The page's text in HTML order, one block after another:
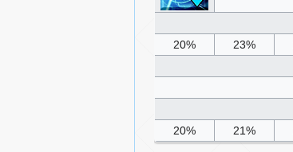
20%
23%
20%
21%